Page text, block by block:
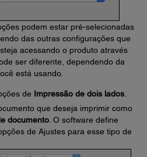
podem estar pré-selecionadas
das outras configurações que
acessando o produto através
ser diferente, dependendo da
está usando.
de Impressão de dois lados
que deseja imprimir como
documento . O software define
de Ajustes para esse tipo de